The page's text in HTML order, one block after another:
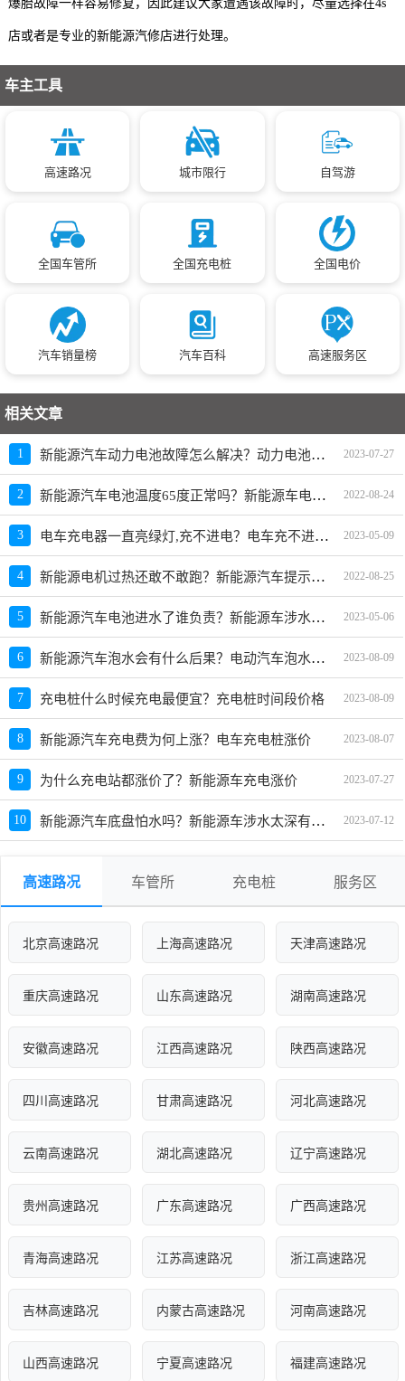
爆胎故障一样容易修复，因此建议大家遭遇该故障时，尽量选择在4s
店或者是专业的新能源汽修店进行处理。
车主工具
高速路况 城市限行 自驾游
全国车管所 全国充电桩 全国电价
汽车销量榜 汽车百科 高速服务区
相关文章
1 新能源汽车动力电池故障怎么解决？动力电池故障灯亮了怎么处理 2023-07-27
2 新能源汽车电池温度65度正常吗？新能源车电池温度过高警告 2022-08-24
3 电车充电器一直亮绿灯,充不进电？电车充不进去电是什么问题 2023-05-09
4 新能源电机过热还敢不敢跑？新能源汽车提示电机过热怎么办 2022-08-25
5 新能源汽车电池进水了谁负责？新能源车涉水保险赔吗 2023-05-06
6 新能源汽车泡水会有什么后果？电动汽车泡水后能正常使用吗 2023-08-09
7 充电桩什么时候充电最便宜？充电桩时间段价格 2023-08-09
8 新能源汽车充电费为何上涨？电车充电桩涨价 2023-08-07
9 为什么充电站都涨价了？新能源车充电涨价 2023-07-27
10 新能源汽车底盘怕水吗？新能源车涉水太深有影响吗 2023-07-12
高速路况 车管所 充电桩 服务区
北京高速路况 上海高速路况 天津高速路况
重庆高速路况 山东高速路况 湖南高速路况
安徽高速路况 江西高速路况 陕西高速路况
四川高速路况 甘肃高速路况 河北高速路况
云南高速路况 湖北高速路况 辽宁高速路况
贵州高速路况 广东高速路况 广西高速路况
青海高速路况 江苏高速路况 浙江高速路况
吉林高速路况 内蒙古高速路况 河南高速路况
山西高速路况 宁夏高速路况 福建高速路况